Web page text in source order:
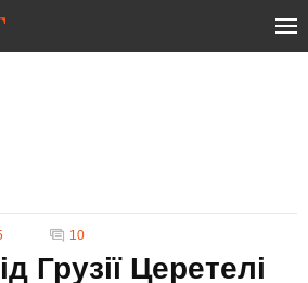
10
Грузії Церетелі